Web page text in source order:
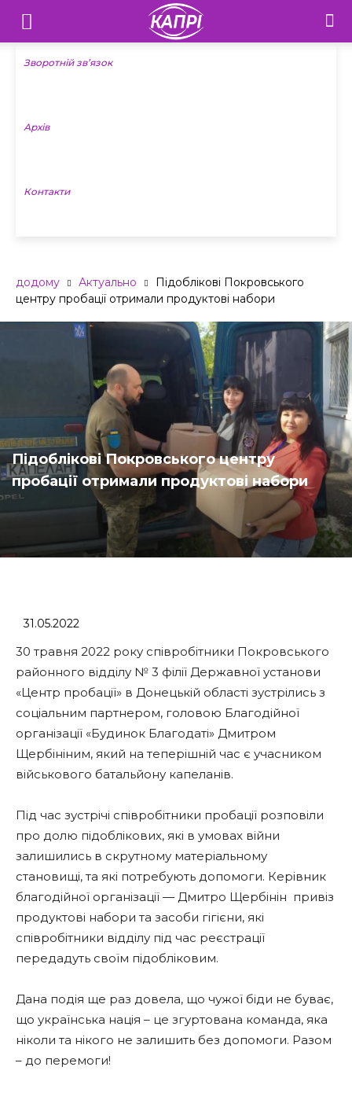
Телебачення
«Капрі»
Новини
Зворотній зв’язок
Архів
Контакти
додому Актуально
Підоблікові Покровського
центру пробації отримали продуктові набори
Підоблікові Покровського центру
пробації отримали продуктові набори
31.05.2022
30 травня 2022 року співробітники Покровського
районного відділу № 3 філії Державної установи
«Центр пробації» в Донецькій області зустрілись з
соціальним партнером, головою Благодійної
організації «Будинок Благодаті» Дмитром
Щербініним, який на теперішній час є учасником
військового батальйону капеланів.
Під час зустрічі співробітники пробації розповіли
про долю підоблікових, які в умовах війни
залишились в скрутному матеріальному
становищі, та які потребують допомоги. Керівник
благодійної організації — Дмитро Щербінін привіз
продуктові набори та засоби гігієни, які
співробітники відділу під час реєстрації
передадуть своїм підобліковим.
Дана подія ще раз довела, що чужої біди не буває,
що українська нація – це згуртована команда, яка
ніколи та нікого не залишить без допомоги. Разом
– до перемоги!